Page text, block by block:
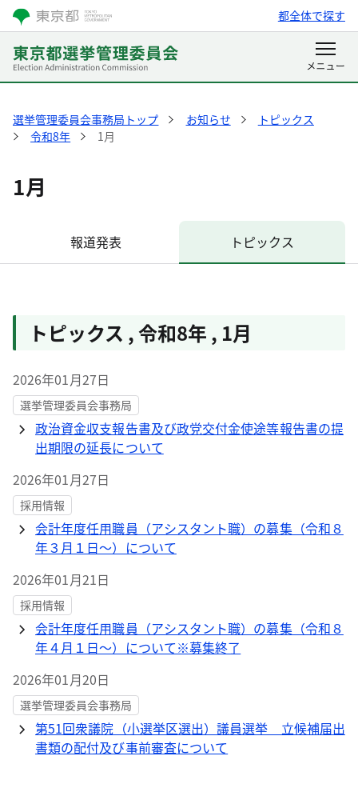
都全体で探す
選挙管理委員会事務局トップ お知らせ
トピックス
令和8年
1月
1月
報道発表 トピックス
トピックス ,令和8年 , 1月
2026年01月27日
選挙管理委員会事務局
政治資金収支報告書及び政党交付金使途等報告書の提
出期限の延長について
2026年01月27日
採用情報
会計年度任用職員（アシスタント職）の募集（令和８
年３月１日～）について
2026年01月21日
採用情報
会計年度任用職員（アシスタント職）の募集（令和８
年４月１日～）について※募集終了
2026年01月20日
選挙管理委員会事務局
第51回衆議院（小選挙区選出）議員選挙 立候補届出
書類の配付及び事前審査について